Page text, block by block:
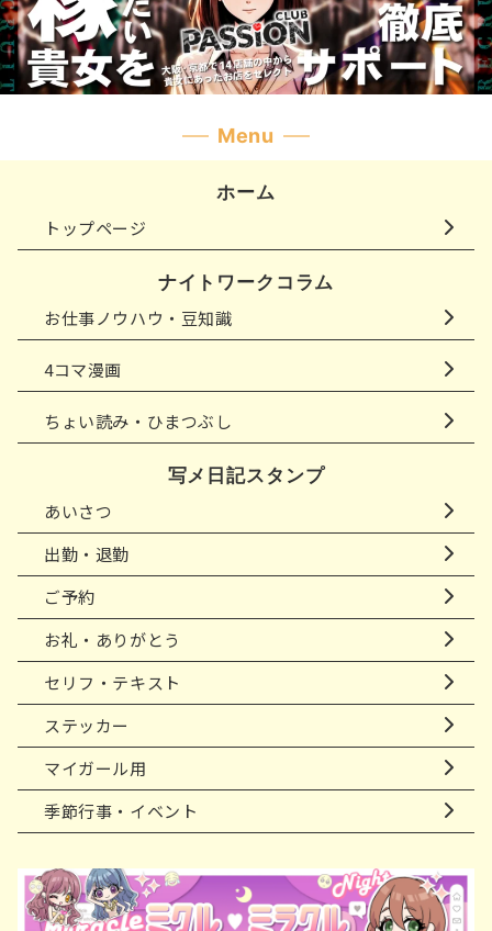
Menu
ホーム
トップページ
ナイトワークコラム
お仕事ノウハウ・豆知識
4コマ漫画
ちょい読み・ひまつぶし
写メ日記スタンプ
あいさつ
出勤・退勤
ご予約
お礼・ありがとう
セリフ・テキスト
ステッカー
マイガール用
季節行事・イベント